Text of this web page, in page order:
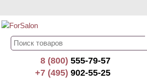
8 (800)555-79-57
+7 (495)902-55-25